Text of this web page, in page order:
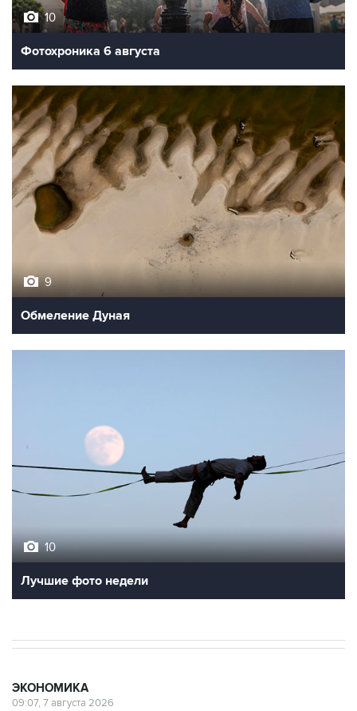
10
Фотохроника 6 августа
9
Обмеление Дуная
10
Лучшие фото недели
ЭКОНОМИКА
09:07, 7 августа 2026